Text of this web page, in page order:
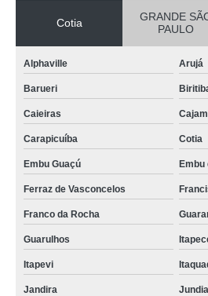
Cotia
GRANDE
PAULO
Alphaville Arujá
Barueri
Caieiras
Carapicuíba Cotia
Embu Guaçú
Ferraz de Vasconcelos
Franco da Rocha
Guarulhos
Itapevi
Jandira